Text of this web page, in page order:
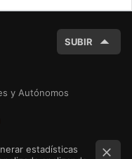
SUBIR
y Autónomos
estadísticas